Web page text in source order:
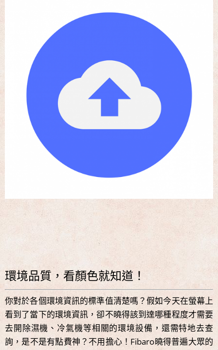
環境品質，看顏色就知道！
你對於各個環境資訊的標準值清楚嗎？假如今天在螢幕上
看到了當下的環境資訊，卻不曉得該到達哪種程度才需要
去開除濕機、冷氣機等相關的環境設備，還需特地去查
詢，是不是有點費神？不用擔心！Fibaro曉得普遍大眾的